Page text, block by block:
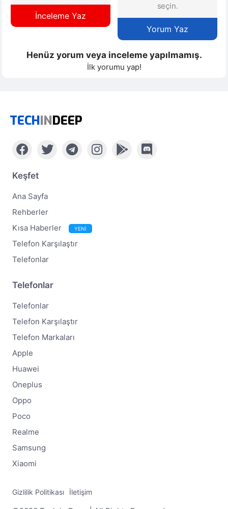
İnceleme Yaz
seçin.
Yorum Yaz
Henüz yorum veya inceleme yapılmamış.
İlk yorumu yap!
TECHINDEEP
Keşfet
Ana Sayfa
Rehberler
Kısa Haberler
YENİ
Telefon Karşılaştır
Telefonlar
Telefonlar
Telefonlar
Telefon Karşılaştır
Telefon Markaları
Apple
Huawei
Oneplus
Oppo
Poco
Realme
Samsung
Xiaomi
Gizlilik Politikası İletişim